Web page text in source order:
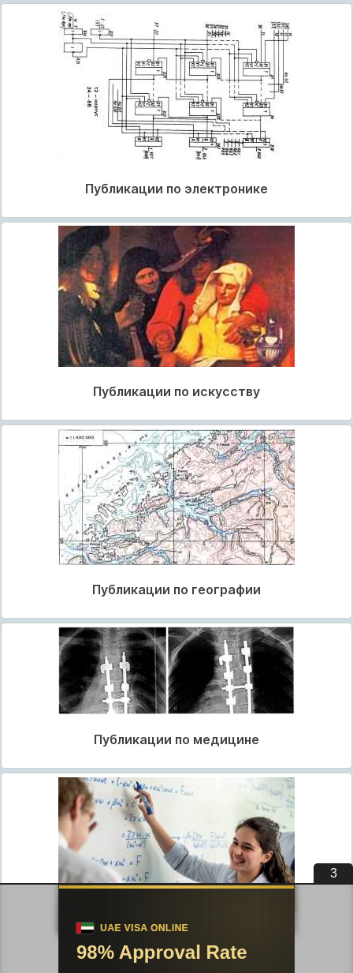
Публикации по электронике
Публикации по искусству
Публикации по географии
Публикации по медицине
Публикации по педагогике
3